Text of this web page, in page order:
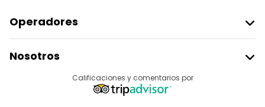
Operadores
Acceder Como Proveedor
Programa De Afiliados
Nosotros
Calificaciones y comentarios por